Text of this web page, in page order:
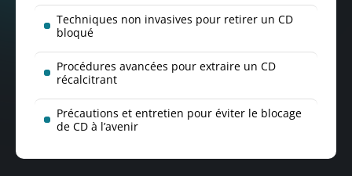
Techniques non invasives pour retirer un CD
bloqué
Procédures avancées pour extraire un CD
récalcitrant
Précautions et entretien pour éviter le blocage
de CD à l’avenir